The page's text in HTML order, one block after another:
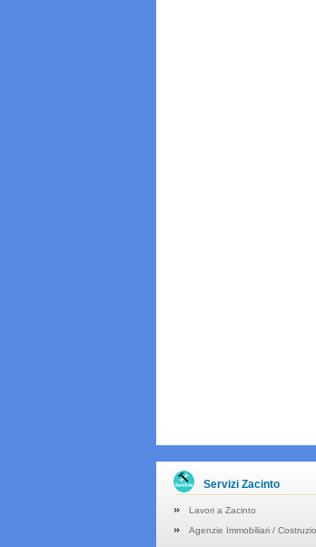
Servizi Zacinto
Lavori a Zacinto
Agenzie Immobiliari /